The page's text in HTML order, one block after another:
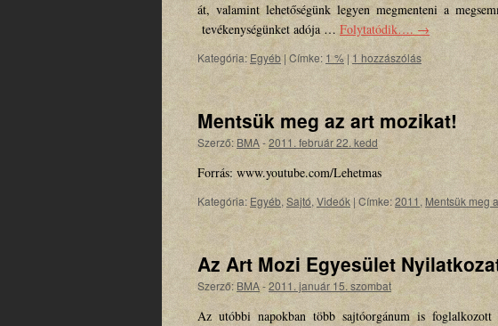
át, valamint lehetőségünk legyen megmenteni a
tevékenységünket adója …Folytatódik….→
Kategória: Egyéb | Címke: 1 %| 1 hozzászólás
Mentsük meg az art mozikat!
Szerző:BMA-2011. február 22. kedd
Forrás: www.youtube.com/Lehetmas
Kategória: Egyéb, Sajtó, Videók | Címke:2011, Mentsük meg
Az Art Mozi Egyesület
Szerző:BMA-2011. január 15. szombat
Az utóbbi napokban több sajtóorgánum is